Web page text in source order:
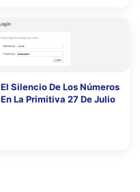
El Silencio De Los Números
En La Primitiva 27 De Julio